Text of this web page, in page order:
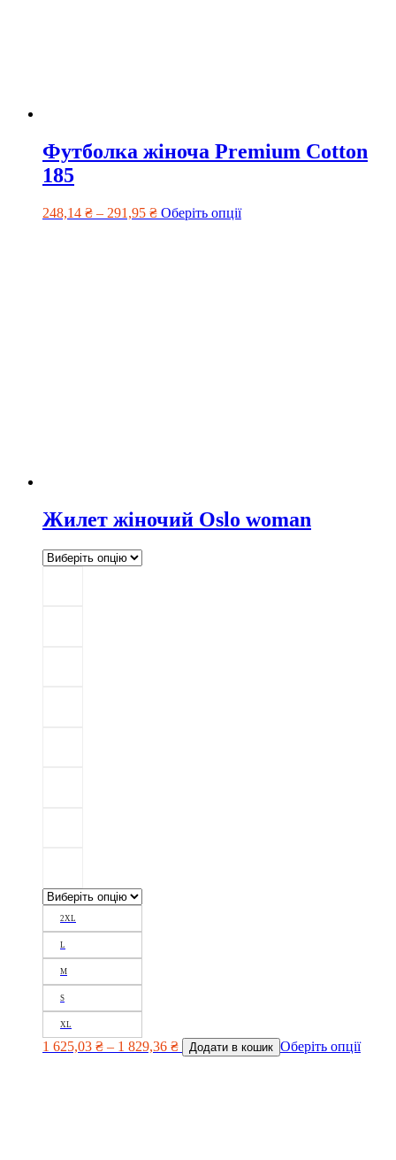
Футболка жіноча Premium Cotton
185
248,14 ₴ – 291,95 ₴ Оберіть опції
Жилет жіночий Oslo woman
2XL
L
M
S
XL
1 625,03 ₴ – 1 829,36 ₴ Додати в кошик Оберіть опції